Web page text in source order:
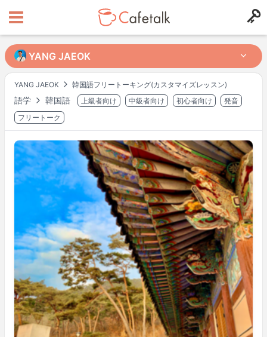
YANG JAEOK 韓国語フリートーキング(カスタマイズレッスン)
語学 韓国語 上級者向け 中級者向け 初心者向け
発音
フリートーク
YANG JAEOK
YANG JAEOK
出身国 居住国
7824
レッスン可能時間帯
月 10:00 –
21:00
火
10:00 –
21:00
水
10:00 –
21:00
木
10:00 –
21:00
金
10:00 –
18:00
10:00 –
18:00
日
10:00 – 18:00
不定期に変更される場合もあります。
リクエスト時にご確認ください。
※Asia/Tokyo時間で表示。
講師プロフィール